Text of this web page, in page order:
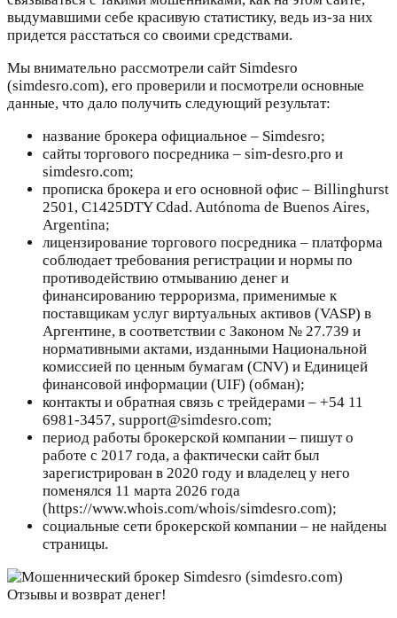
выдумавшими себе красивую статистику, ведь из-за них
придется расстаться со своими средствами.
Мы внимательно рассмотрели сайт Simdesro
(simdesro.com), его проверили и посмотрели основные
данные, что дало получить следующий результат:
название брокера официальное – Simdesro;
сайты торгового посредника – sim-desro.pro и
simdesro.com;
прописка брокера и его основной офис – Billinghurst
2501, C1425DTY Cdad. Autónoma de Buenos Aires,
Argentina;
лицензирование торгового посредника – платформа
соблюдает требования регистрации и нормы по
противодействию отмыванию денег и
финансированию терроризма, применимые к
поставщикам услуг виртуальных активов (VASP) в
Аргентине, в соответствии с Законом № 27.739 и
нормативными актами, изданными Национальной
комиссией по ценным бумагам (CNV) и Единицей
финансовой информации (UIF) (обман);
контакты и обратная связь с трейдерами – +54 11
6981-3457, support@simdesro.com;
период работы брокерской компании – пишут о
работе с 2017 года, а фактически сайт был
зарегистрирован в 2020 году и владелец у него
поменялся 11 марта 2026 года
(https://www.whois.com/whois/simdesro.com);
социальные сети брокерской компании – не найдены
страницы.